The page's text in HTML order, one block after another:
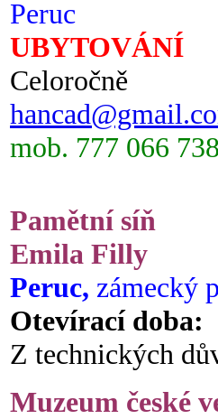
Peruc
UBYTOVÁNÍ
Celoročně
mob. 777 066 738
Pamětní síň
Emila Filly
Peruc, zámecký
Otevírací doba:
Z technických
Muzeum české